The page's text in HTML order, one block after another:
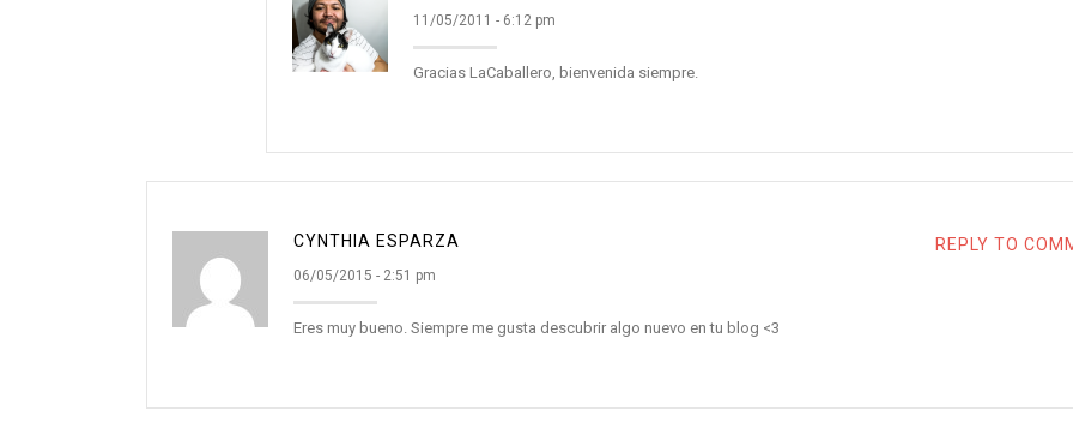
11/05/2011 - 6:12 pm
Gracias LaCaballero, bienvenida siempre.
CYNTHIA ESPARZA
06/05/2015 - 2:51 pm
Eres muy bueno. Siempre me gusta descubrir algo nuevo en tu blog <3
REPLY TO